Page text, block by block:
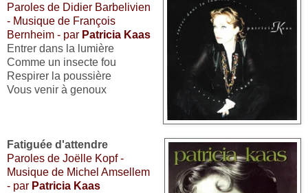
Paroles de Didier Barbelivien
- Musique de François
Bernheim - par Patricia Kaas
Entrer dans la lumière
Comme un insecte fou
Respirer la poussière
Vous venir à genoux
Fatiguée d'attendre
Paroles de Joëlle Kopf -
Musique de Michel Amsellem
- par Patricia Kaas